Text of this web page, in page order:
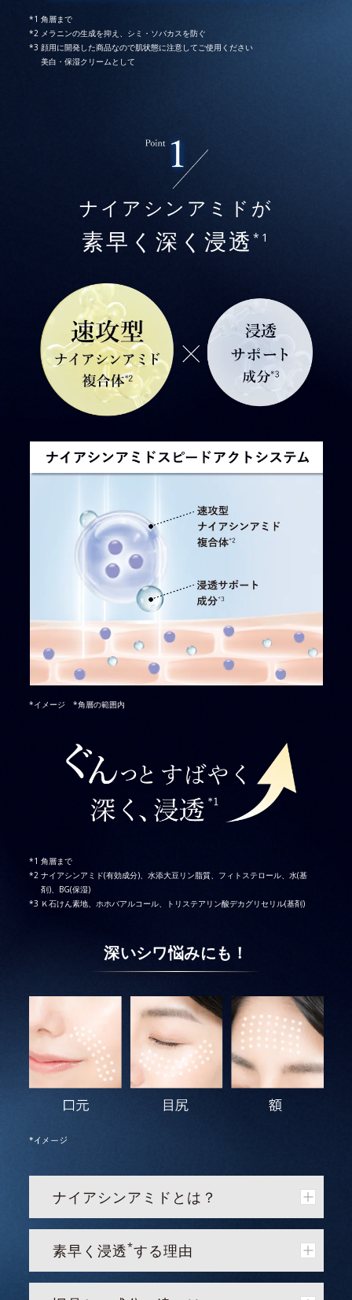
* 2025年5月28日時点で、科学文献データベース
PubMedにより国内化粧品業界において該当文献がない
ことを確認（ポーラ化成研究所調べ）
角層まで
メラニンの生成を抑え、シミ・ソバカスを防ぐ
顔用に開発した商品なので肌状態に注意してご使用ください
美白・保湿クリームとして
ナイアシンアミドが
素早く深く浸透 *1
*イメージ *角層の範囲内
角層まで
ナイアシンアミド(有効成分)、水添大豆リン脂質、フィトステロール、水(基
剤)、BG(保湿)
Ｋ石けん素地、ホホバアルコール、トリステアリン酸デカグリセリル(基剤)
深いシワ悩みにも！
ナイアシンアミドとは？
素早く浸透*する理由